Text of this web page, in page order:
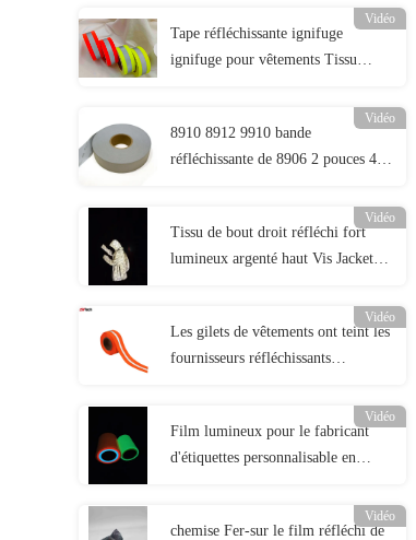
Vidéo
Tape réfléchissante ignifuge
ignifuge pour vêtements Tissu
Vidéo
8910 8912 9910 bande
réfléchissante de 8906 2 pouces 4
Vidéo
Tissu de bout droit réfléchi fort
lumineux argenté haut Vis Jacket
Vidéo
Les gilets de vêtements ont teint les
fournisseurs réfléchissants
Vidéo
Film lumineux pour le fabricant
d'étiquettes personnalisable en
Vidéo
chemise Fer-sur le film réfléchi de